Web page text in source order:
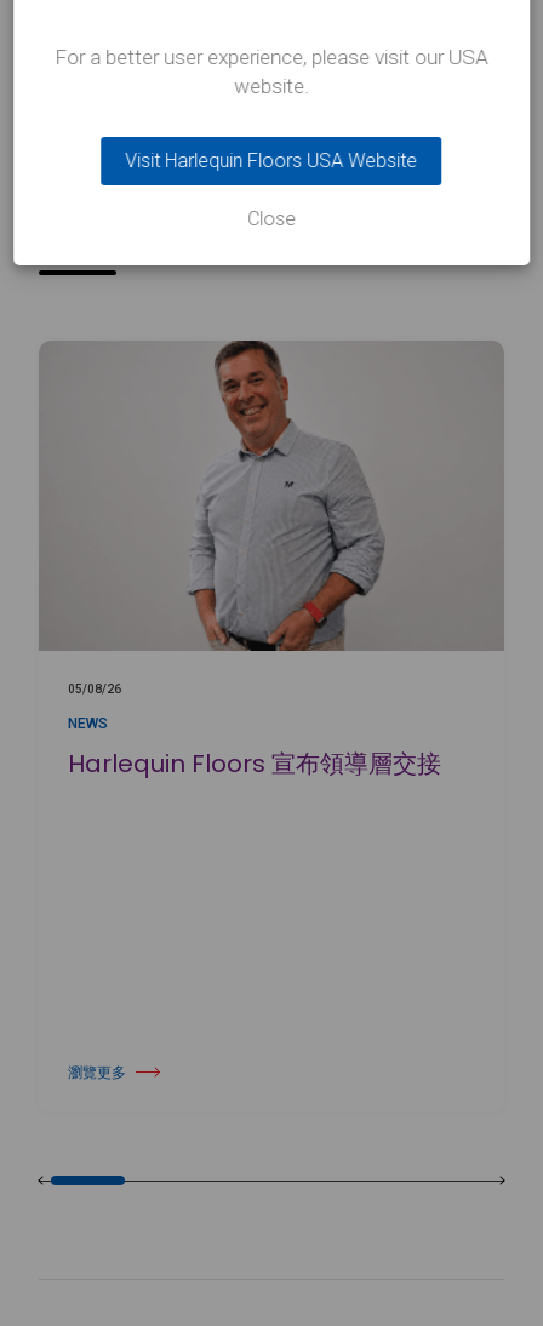
最新消息及博客
05/08/26
NEWS
Harlequin Floors 宣布領導層交接
瀏覽更多
關於 Harlequin Floors 宣布領導層交接
For a better user experience, please visit our USA
website.
Visit Harlequin Floors USA Website
Close